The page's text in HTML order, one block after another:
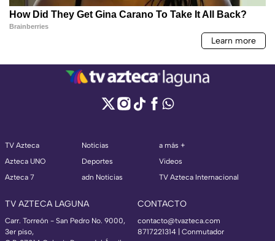
TV Azteca
Azteca UNO
Azteca 7
Noticias
Deportes
adn Noticias
a más +
Videos
TV Azteca Internacional
TV AZTECA LAGUNA
Carr. Torreón - San Pedro No. 9000,
3er piso,
CONTACTO
contacto@tvazteca.com
8717221314 | Conmutador